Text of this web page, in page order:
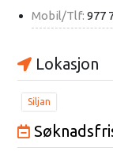
Mobil/Tlf: 977
Lokasjon
Siljan